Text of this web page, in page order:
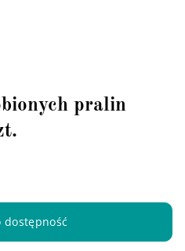
pralin
dostępność